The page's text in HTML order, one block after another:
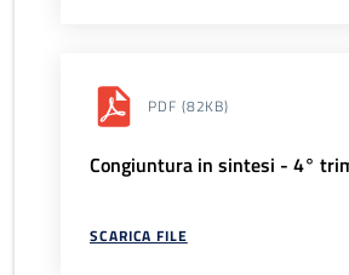
PDF (82KB)
Congiuntura in sintesi - 4°
SCARICA FILE